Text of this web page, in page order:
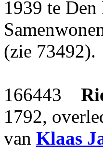
1939 te Den
(zie 73492).
166443
1792,
van Klaas